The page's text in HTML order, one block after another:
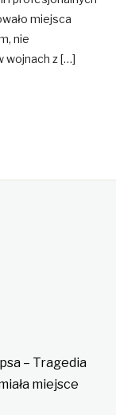
miejsca
nie
wojnach z […]
– Tragedia
miejsce